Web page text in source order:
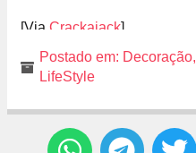
[Via Crackajack]
Postado em: Decoração,
LifeStyle